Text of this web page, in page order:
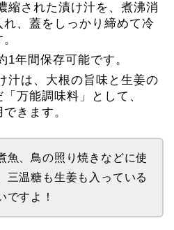
縮された漬け汁を、煮沸消
、蓋をしっかり締めて冷
1年間保存可能です。
汁は、大根の旨味と生姜の
万能調味料」として、
きます。
魚、鳥の照り焼きなどに使
三温糖も生姜も入っている
ですよ！